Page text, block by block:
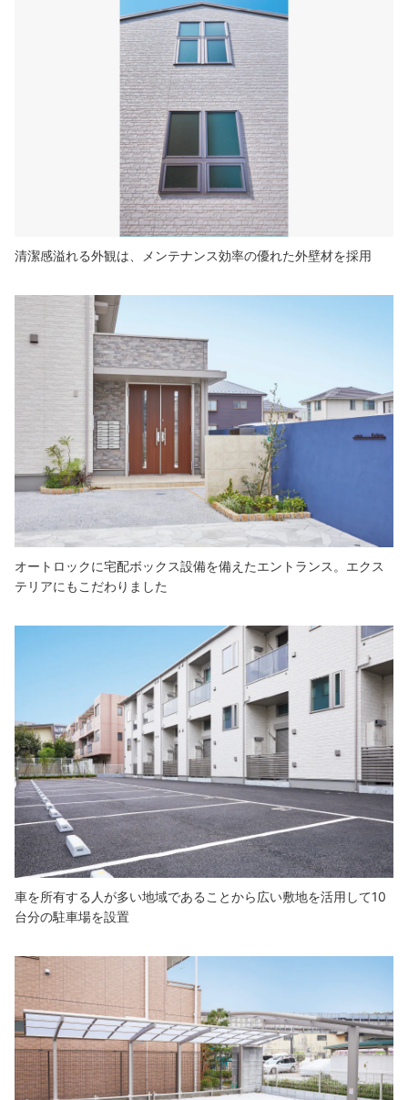
清潔感溢れる外観は、メンテナンス効率の優れた外壁材を採用
オートロックに宅配ボックス設備を備えたエントランス。エクス
テリアにもこだわりました
車を所有する人が多い地域であることから広い敷地を活用して10
台分の駐車場を設置